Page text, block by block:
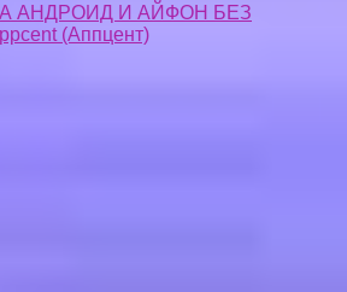
АНДРОИД И АЙФОН БЕЗ
(Аппцент)